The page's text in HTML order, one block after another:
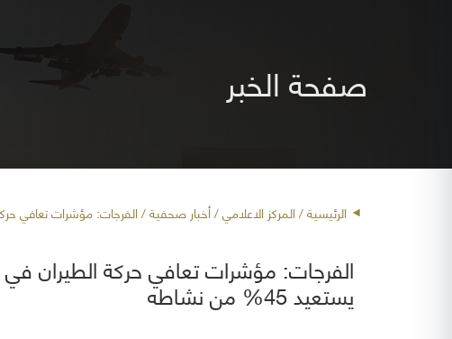
صفحة الخبر
الرئيسية/ المركز الاعلامي /أخبار صحفية/ الفرجات: مؤشرات تعافي حركة
الفرجات: مؤشرات تعافي حركة الطيران في
يستعيد 45% من نشاطه